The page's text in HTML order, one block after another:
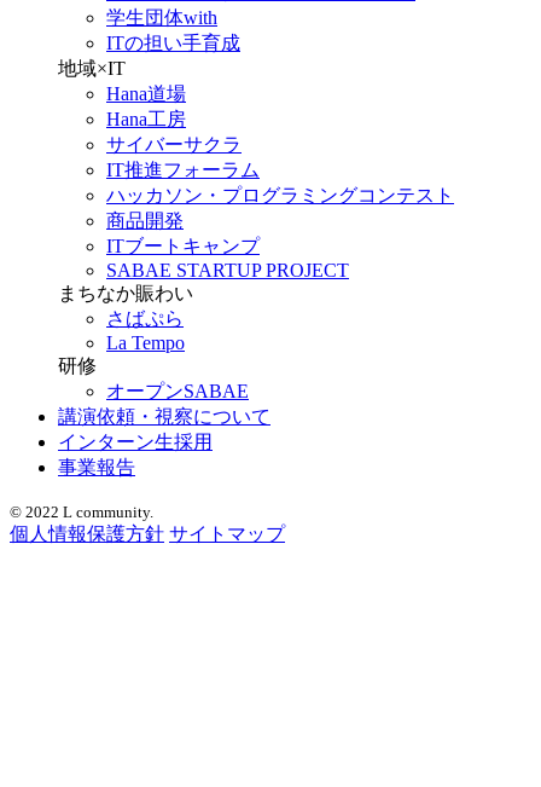
学生団体with
ITの担い手育成
地域×IT
Hana道場
Hana工房
サイバーサクラ
IT推進フォーラム
ハッカソン・プログラミングコンテスト
商品開発
ITブートキャンプ
SABAE STARTUP PROJECT
まちなか賑わい
さばぷら
La Tempo
研修
オープンSABAE
講演依頼・視察について
インターン生採用
事業報告
© 2022 L community.
個人情報保護方針 サイトマップ